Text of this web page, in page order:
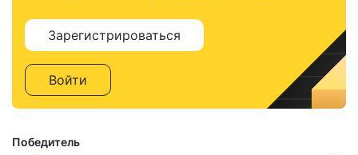
Зарегистрироваться
Войти
Победитель